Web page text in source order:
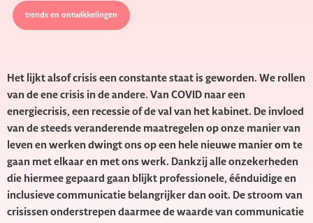
trends en ontwikkelingen
Het lijkt alsof crisis een constante staat is geworden. We rollen
van de ene crisis in de andere. Van COVID naar een
energiecrisis, een recessie of de val van het kabinet. De invloed
van de steeds veranderende maatregelen op onze manier van
leven en werken dwingt ons op een hele nieuwe manier om te
gaan met elkaar en met ons werk. Dankzij alle onzekerheden
die hiermee gepaard gaan blijkt professionele, éénduidige en
inclusieve communicatie belangrijker dan ooit. De stroom van
crisissen onderstrepen daarmee de waarde van communicatie